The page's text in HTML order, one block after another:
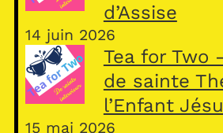
d’Assise
14 juin 2026
Tea for Two
de sainte
l’Enfant
15 mai 2026